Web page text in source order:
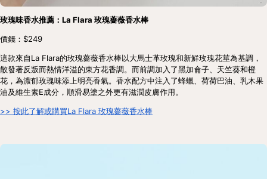
玫瑰味香水推薦：La Flara 玫瑰薔薇香水棒
價錢：$249
這款來自La Flara的玫瑰薔薇香水棒以大馬士革玫瑰和新鮮玫瑰花莖為基調，
散發著反叛而熱情洋溢的東方花香調。而前調加入了黑加侖子、天竺葵和橙
花，為濃郁玫瑰味添上明亮香氣。香水配方中注入了蜂蠟、荷荷巴油、乳木果
油及維生素E成分，順滑易塗之外更有滋潤皮膚作用。
>> 按此了解或購買La Flara 玫瑰薔薇香水棒